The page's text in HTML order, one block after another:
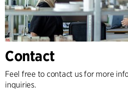
Contact
Feel free to contact us for more
inquiries.